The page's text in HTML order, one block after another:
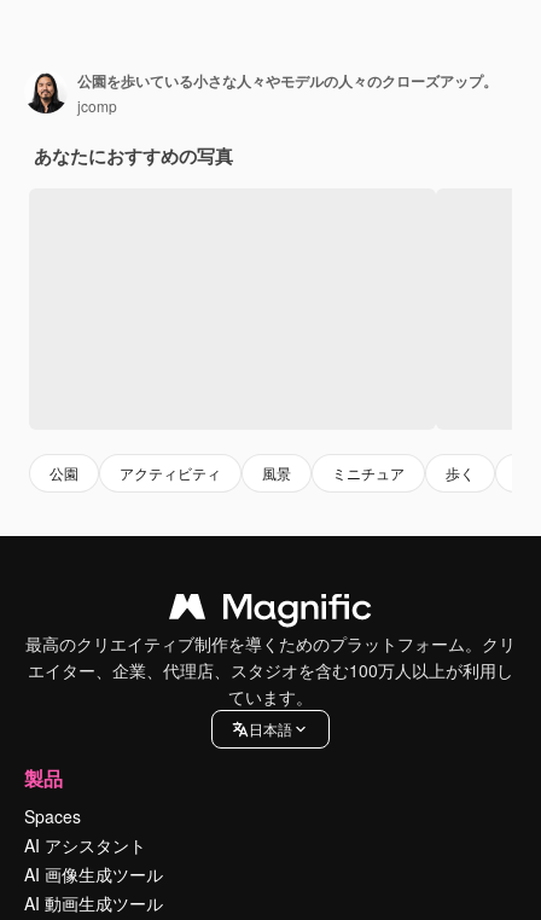
公園を歩いている小さな人々やモデルの人々のクローズアップ。
jcomp
あなたにおすすめの写真
公園 アクティビティ 風景 ミニチュア 歩く
最高のクリエイティブ制作を導くためのプラットフォーム。クリ
エイター、企業、代理店、スタジオを含む100万人以上が利用し
ています。
日本語
製品
Spaces
AI アシスタント
AI 画像生成ツール
AI 動画生成ツール